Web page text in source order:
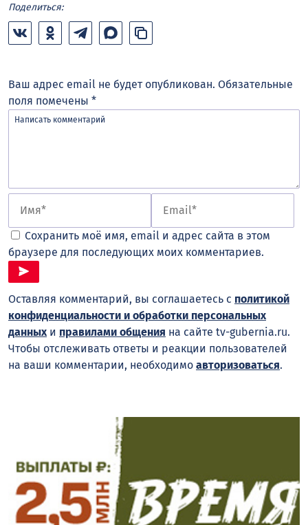
Поделиться:
Ваш адрес email не будет опубликован. Обязательные
поля помечены *
Сохранить моё имя, email и адрес сайта в этом
браузере для последующих моих комментариев.
Оставляя комментарий, вы соглашаетесь с политикой
конфиденциальности и обработки персональных
данныхи правилами общения на сайте tv-gubernia.ru.
Чтобы отслеживать ответы и реакции пользователей
на ваши комментарии, необходимо авторизоваться.